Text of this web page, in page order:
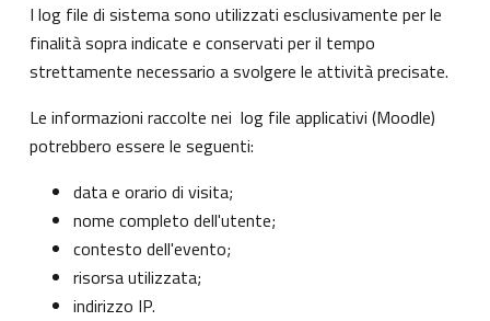
I log file di sistema sono utilizzati esclusivamente per le
finalità sopra indicate e conservati per il tempo
strettamente necessario a svolgere le attività precisate.
Le informazioni raccolte nei log file applicativi (Moodle)
potrebbero essere le seguenti:
data e orario di visita;
nome completo dell'utente;
contesto dell'evento;
risorsa utilizzata;
indirizzo IP.